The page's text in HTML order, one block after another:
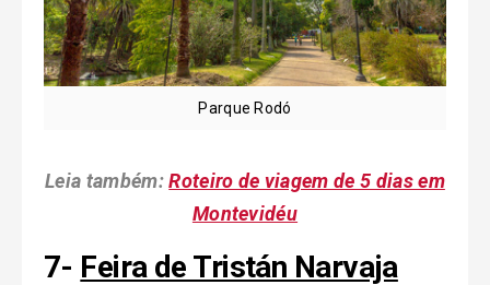
Parque Rodó
Leia também: Roteiro de viagem de 5 dias em
Montevidéu
7- Feira de Tristán Narvaja